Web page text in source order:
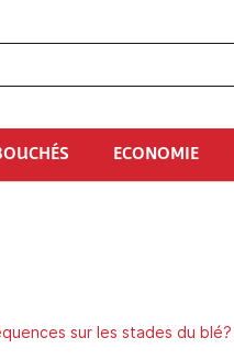
ECONOMIE
sur les stades du blé?